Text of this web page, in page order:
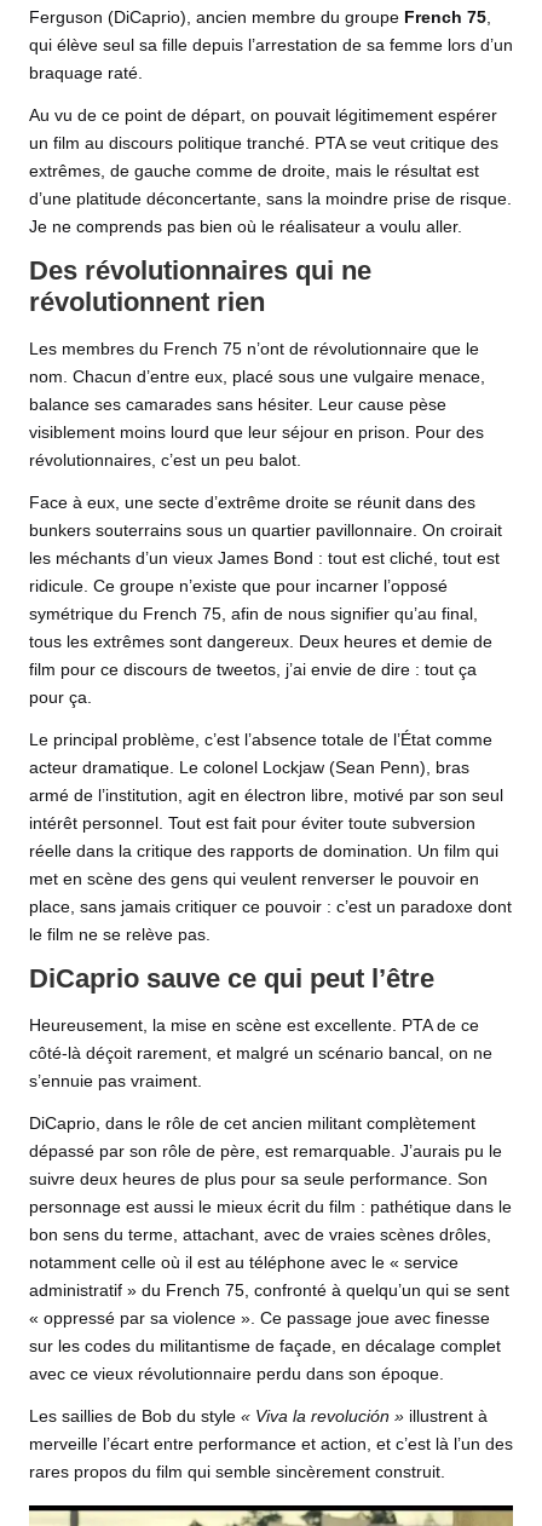
Ferguson (DiCaprio), ancien membre du groupe French 75
qui élève seul sa fille depuis l’arrestation de sa femme lors d’un
braquage raté.
Au vu de ce point de départ, on pouvait légitimement espérer
un film au discours politique tranché. PTA se veut critique des
extrêmes, de gauche comme de droite, mais le résultat est
d’une platitude déconcertante, sans la moindre prise de risque.
Je ne comprends pas bien où le réalisateur a voulu aller.
Des révolutionnaires qui ne
révolutionnent rien
Les membres du French 75 n’ont de révolutionnaire que le
nom. Chacun d’entre eux, placé sous une vulgaire menace,
balance ses camarades sans hésiter. Leur cause pèse
visiblement moins lourd que leur séjour en prison. Pour des
révolutionnaires, c’est un peu balot.
Face à eux, une secte d’extrême droite se réunit dans des
bunkers souterrains sous un quartier pavillonnaire. On croirait
les méchants d’un vieux James Bond : tout est cliché, tout est
ridicule. Ce groupe n’existe que pour incarner l’opposé
symétrique du French 75, afin de nous signifier qu’au final,
tous les extrêmes sont dangereux. Deux heures et demie de
film pour ce discours de tweetos, j’ai envie de dire : tout ça
pour ça.
Le principal problème, c’est l’absence totale de l’État comme
acteur dramatique. Le colonel Lockjaw (Sean Penn), bras
armé de l’institution, agit en électron libre, motivé par son seul
intérêt personnel. Tout est fait pour éviter toute subversion
réelle dans la critique des rapports de domination. Un film qui
met en scène des gens qui veulent renverser le pouvoir en
place, sans jamais critiquer ce pouvoir : c’est un paradoxe dont
le film ne se relève pas.
DiCaprio sauve ce qui peut l’être
Heureusement, la mise en scène est excellente. PTA de ce
côté-là déçoit rarement, et malgré un scénario bancal, on ne
s’ennuie pas vraiment.
DiCaprio, dans le rôle de cet ancien militant complètement
dépassé par son rôle de père, est remarquable. J’aurais pu le
suivre deux heures de plus pour sa seule performance. Son
personnage est aussi le mieux écrit du film : pathétique dans le
bon sens du terme, attachant, avec de vraies scènes drôles,
notamment celle où il est au téléphone avec le « service
administratif » du French 75, confronté à quelqu’un qui se sent
« oppressé par sa violence ». Ce passage joue avec finesse
sur les codes du militantisme de façade, en décalage complet
avec ce vieux révolutionnaire perdu dans son époque.
Les saillies de Bob du style « Viva la revolución » illustrent à
merveille l’écart entre performance et action, et c’est là l’un des
rares propos du film qui semble sincèrement construit.